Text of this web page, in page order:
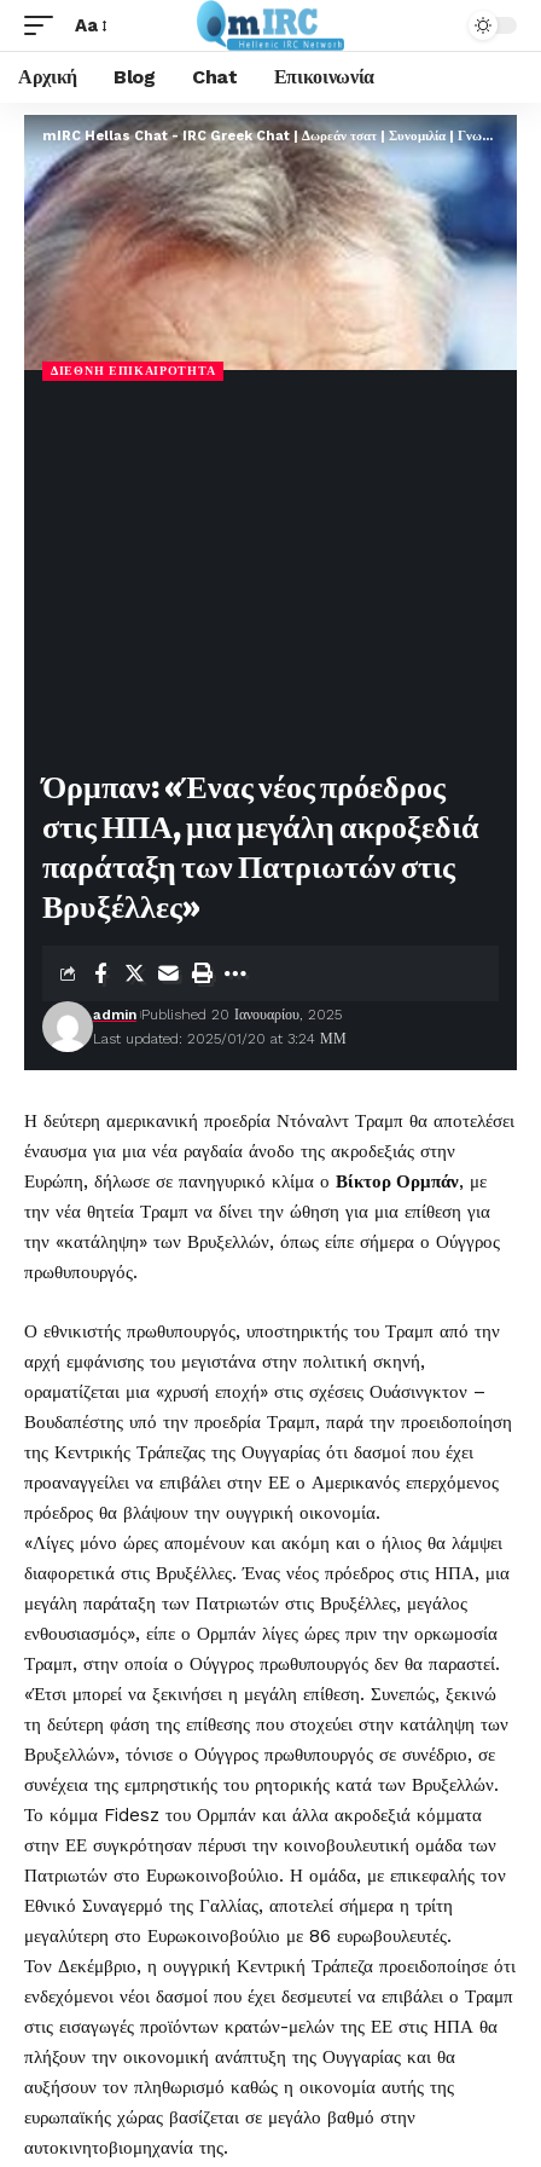
Aa
Αρχική Blog Chat Επικοινωνία
mIRC Hellas Chat - IRC Greek Chat | Δωρεάν τσατ | Συνομιλία | Γνωριμίες | FREE
ΔΙΕΘΝΉ ΕΠΙΚΑΙΡΌΤΗΤΑ
Όρμπαν: «Ένας νέος πρόεδρος
στις ΗΠΑ, μια μεγάλη ακροξεδιά
παράταξη των Πατριωτών στις
Βρυξέλλες»
Last updated: 2025/01/20 at 3:24 ΜΜ
admin Published 20 Ιανουαρίου, 2025
Η δεύτερη αμερικανική προεδρία Ντόναλντ Τραμπ θα αποτελέσει
έναυσμα για μια νέα ραγδαία άνοδο της ακροδεξιάς στην
Ευρώπη, δήλωσε σε πανηγυρικό κλίμα ο Βίκτορ Ορμπάν, με
την νέα θητεία Τραμπ να δίνει την ώθηση για μια επίθεση για
την «κατάληψη» των Βρυξελλών, όπως είπε σήμερα ο Ούγγρος
πρωθυπουργός.
Ο εθνικιστής πρωθυπουργός, υποστηρικτής του Τραμπ από την
αρχή εμφάνισης του μεγιστάνα στην πολιτική σκηνή,
οραματίζεται μια «χρυσή εποχή» στις σχέσεις Ουάσινγκτον –
Βουδαπέστης υπό την προεδρία Τραμπ, παρά την προειδοποίηση
της Κεντρικής Τράπεζας της Ουγγαρίας ότι δασμοί που έχει
προαναγγείλει να επιβάλει στην ΕΕ ο Αμερικανός επερχόμενος
πρόεδρος θα βλάψουν την ουγγρική οικονομία.
«Λίγες μόνο ώρες απομένουν και ακόμη και ο ήλιος θα λάμψει
διαφορετικά στις Βρυξέλλες. Ένας νέος πρόεδρος στις ΗΠΑ, μια
μεγάλη παράταξη των Πατριωτών στις Βρυξέλλες, μεγάλος
ενθουσιασμός», είπε ο Ορμπάν λίγες ώρες πριν την ορκωμοσία
Τραμπ, στην οποία ο Ούγγρος πρωθυπουργός δεν θα παραστεί.
«Έτσι μπορεί να ξεκινήσει η μεγάλη επίθεση. Συνεπώς, ξεκινώ
τη δεύτερη φάση της επίθεσης που στοχεύει στην κατάληψη των
Βρυξελλών», τόνισε ο Ούγγρος πρωθυπουργός σε συνέδριο, σε
συνέχεια της εμπρηστικής του ρητορικής κατά των Βρυξελλών.
Το κόμμα Fidesz του Ορμπάν και άλλα ακροδεξιά κόμματα
στην ΕΕ συγκρότησαν πέρυσι την κοινοβουλευτική ομάδα των
Πατριωτών στο Ευρωκοινοβούλιο. Η ομάδα, με επικεφαλής τον
Εθνικό Συναγερμό της Γαλλίας, αποτελεί σήμερα η τρίτη
μεγαλύτερη στο Ευρωκοινοβούλιο με 86 ευρωβουλευτές.
Τον Δεκέμβριο, η ουγγρική Κεντρική Τράπεζα προειδοποίησε ότι
ενδεχόμενοι νέοι δασμοί που έχει δεσμευτεί να επιβάλει ο Τραμπ
στις εισαγωγές προϊόντων κρατών-μελών της ΕΕ στις ΗΠΑ θα
πλήξουν την οικονομική ανάπτυξη της Ουγγαρίας και θα
αυξήσουν τον πληθωρισμό καθώς η οικονομία αυτής της
ευρωπαϊκής χώρας βασίζεται σε μεγάλο βαθμό στην
αυτοκινητοβιομηχανία της.